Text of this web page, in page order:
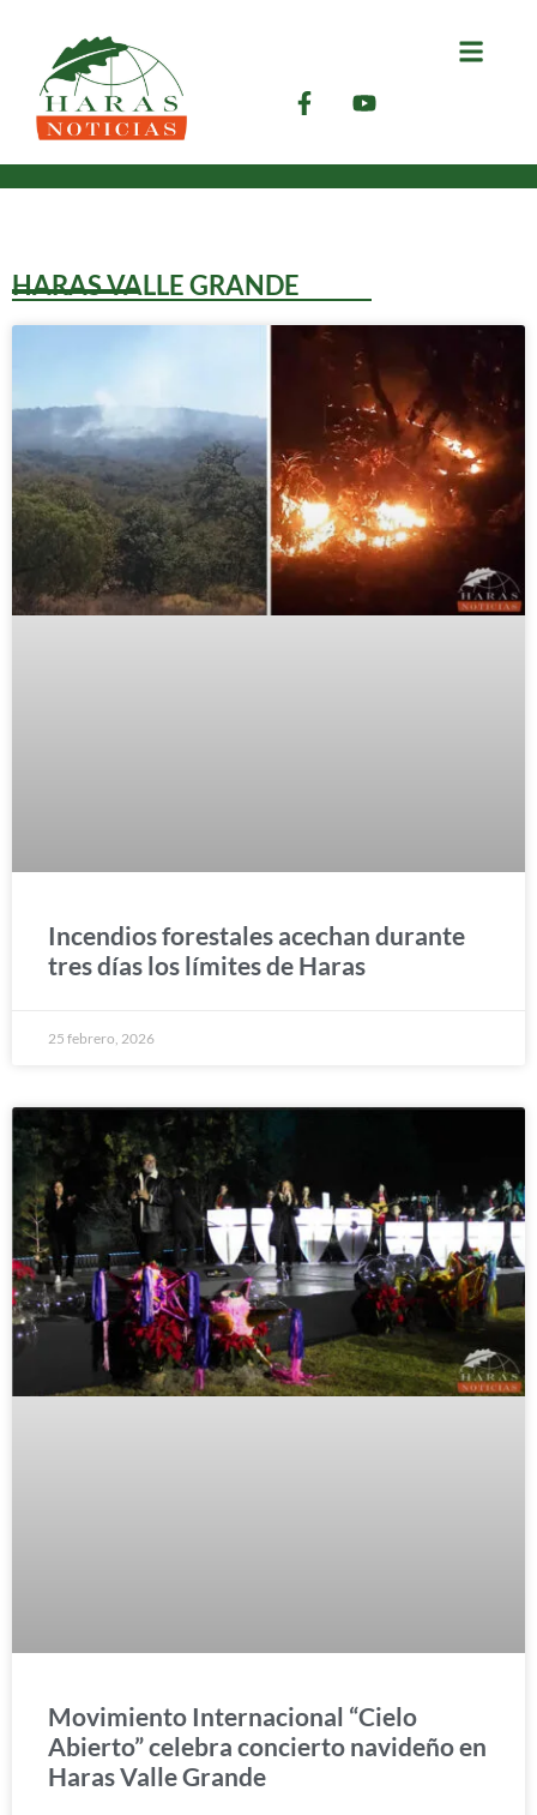
HARAS VALLE GRANDE
Incendios forestales acechan durante
tres días los límites de Haras
25 febrero, 2026
Movimiento Internacional “Cielo
Abierto” celebra concierto navideño en
Haras Valle Grande